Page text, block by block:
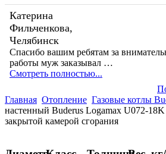
Катерина
Фильченкова,
Челябинск
Спасибо вашим ребятам за
работы муж заказывал …
Смотреть полностью...
Главная Отопление Газовые котлы
настенный Buderus Logamax U072-
закрытой камерой сгорания